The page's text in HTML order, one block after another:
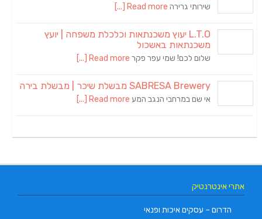
שירותי גרירה Read more [...]
L.T.O יעוץ משכנתאות וכלכלת משפחה | יועץ
משכנתאות באשכול
שלום לכם! שמי עפר פקר Read more [...]
SABRESA Brewery מבשלת שיכר | מבשלת בירה
אי שם במרחבי הנגב המע Read more [...]
אתרי אינטרנטיק
הדרום – עסקים איכות ופנאי